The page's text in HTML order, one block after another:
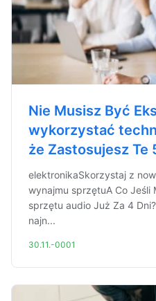
Nie Musisz Być
wykorzystać
że Zastosujesz Te
elektronikaSkorzystaj z
wynajmu sprzętuA Co Jeśli
sprzętu audio Już Za 4
najn...
30.11.-0001